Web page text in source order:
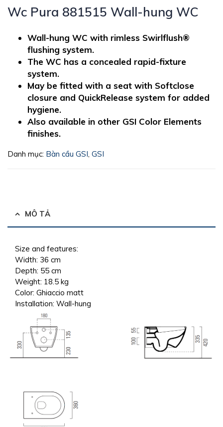
Wc Pura 881515 Wall-hung WC
Wall-hung WC with rimless Swirlflush®
flushing system.
The WC has a concealed rapid-fixture
system.
May be fitted with a seat with Softclose
closure and QuickRelease system for added
hygiene.
Also available in other GSI Color Elements
finishes.
Danh mục: Bàn cầu GSI, GSI
MÔ TẢ
Size and features:
Width: 36 cm
Depth: 55 cm
Weight: 18.5 kg
Color: Ghiaccio matt
Installation: Wall-hung